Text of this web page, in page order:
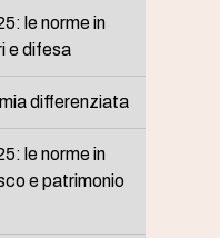
le norme in
e difesa
differenziata
le norme in
e patrimonio